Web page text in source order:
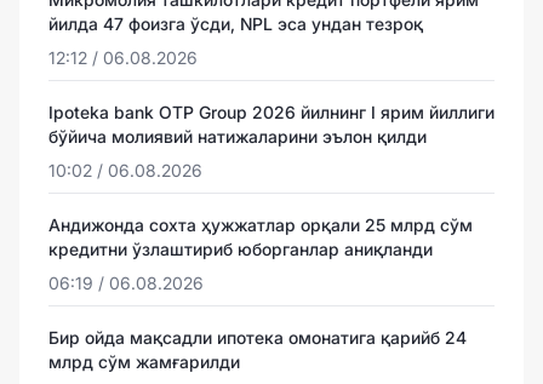
йилда 47 фоизга ўсди, NPL эса ундан тезроқ
12:12 / 06.08.2026
Ipoteka bank OTP Group 2026 йилнинг I ярим йиллиги
бўйича молиявий натижаларини эълон қилди
10:02 / 06.08.2026
Андижонда сохта ҳужжатлар орқали 25 млрд сўм
кредитни ўзлаштириб юборганлар аниқланди
06:19 / 06.08.2026
Бир ойда мақсадли ипотека омонатига қарийб 24
млрд сўм жамғарилди